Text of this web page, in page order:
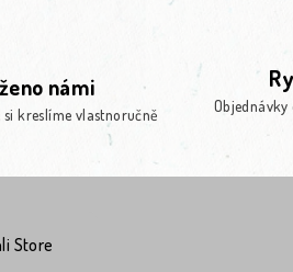
námi
kreslíme vlastnoručně Objednávky
Store